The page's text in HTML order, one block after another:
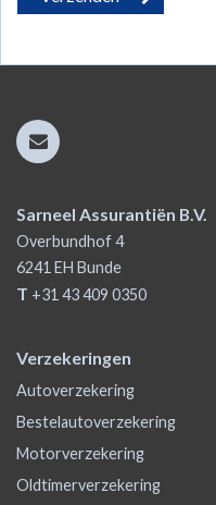
Sarneel Assurantiën B.V.
Overbundhof 4
6241 EH Bunde
T +31 43 409 0350
Verzekeringen
Autoverzekering
Bestelautoverzekering
Motorverzekering
Oldtimerverzekering